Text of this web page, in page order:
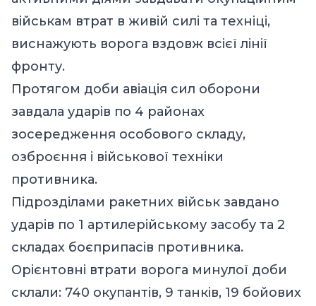
військам втрат в живій силі та техніці,
виснажують ворога вздовж всієї лінії
фронту.
Протягом доби авіація сил оборони
завдала ударів по 4 районах
зосередження особового складу,
озброєння і військової техніки
противника.
Підрозділами ракетних військ завдано
ударів по 1 артилерійському засобу та 2
складах боєприпасів противника.
Орієнтовні втрати ворога минулої доби
склали: 740 окупантів, 9 танків, 19 бойових